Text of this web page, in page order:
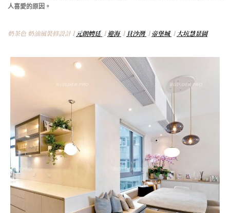
人喜愛的原因。
奶茶色 奶油風裝修設計l 元朗娉廷 l迎海 l 貝沙灣 l帝堡城 l 大坑慧景園